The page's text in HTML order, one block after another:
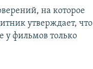
на которое
утверждает, что
у фильмов только